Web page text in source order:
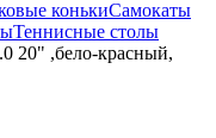
конькиСамокаты
Теннисные столы
20" ,бело-красный,